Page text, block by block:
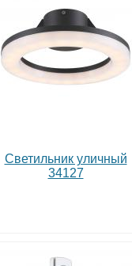
Светильник уличный
34127